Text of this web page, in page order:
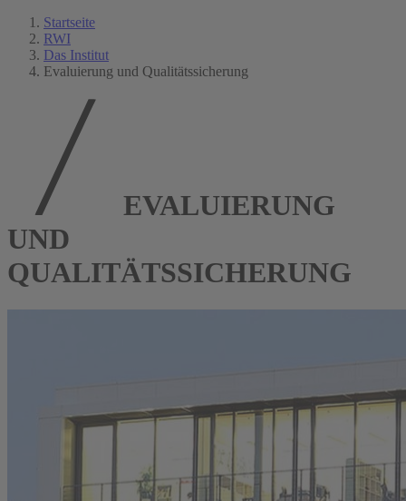
Startseite
RWI
Das Institut
Evaluierung und Qualitätssicherung
EVALUIERUNG
UND
QUALITÄTSSICHERUNG